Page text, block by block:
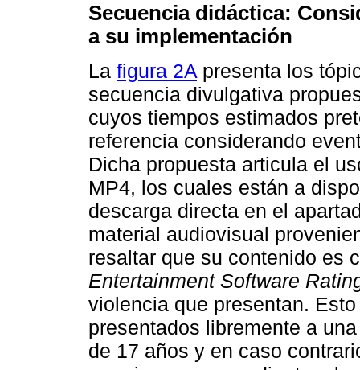
Secuencia didáctica:
a su implementación
La figura 2A presenta los
secuencia divulgativa
cuyos tiempos estimados
referencia considerando
Dicha propuesta articula el
MP4, los cuales están a
descarga directa en el
material audiovisual
resaltar que su contenido es
Entertainment Software
violencia que presentan.
presentados libremente a
de 17 años y en caso